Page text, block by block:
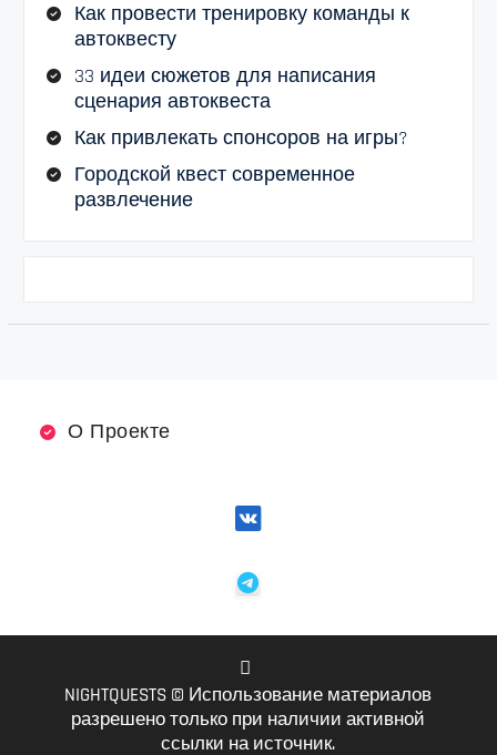
Как провести тренировку команды к
автоквесту
33 идеи сюжетов для написания
сценария автоквеста
Как привлекать спонсоров на игры?
Городской квест современное
развлечение
О Проекте
VK
NIGHTQUESTS © Использование материалов
разрешено только при наличии активной
ссылки на источник.